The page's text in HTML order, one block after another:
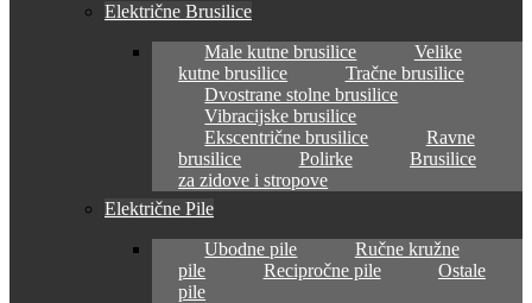
Električne Brusilice
Male kutne brusilice
Velike
kutne brusilice
Tračne brusilice
Dvostrane stolne brusilice
Vibracijske brusilice
Ekscentrične brusilice
Ravne
brusilice
Polirke
Brusilice
za zidove i stropove
Električne Pile
Ubodne pile
Ručne kružne
pile
Recipročne pile
Ostale
pile